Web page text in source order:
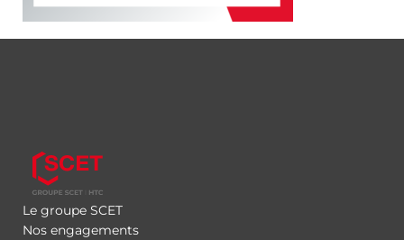
Le groupe SCET
Nos engagements